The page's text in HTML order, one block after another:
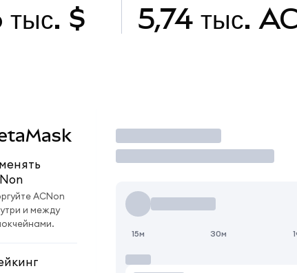
тыс. $ 5,74 тыс.
ACNon
и между
Торговать
15м 30м